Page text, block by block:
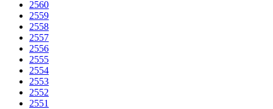
2560
2559
2558
2557
2556
2555
2554
2553
2552
2551